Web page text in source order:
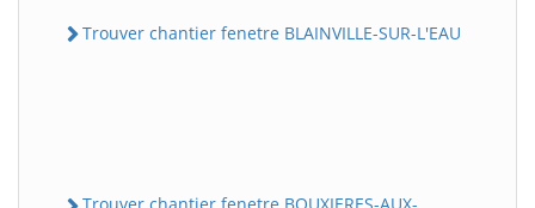
Trouver chantier fenetre BLAINVILLE-SUR-L'EAU